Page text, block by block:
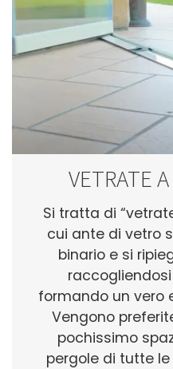
VETRATE
Si tratta di
cui ante di vetro
binario e si
formando un vero
Vengono
pochissimo
pergole di tutte